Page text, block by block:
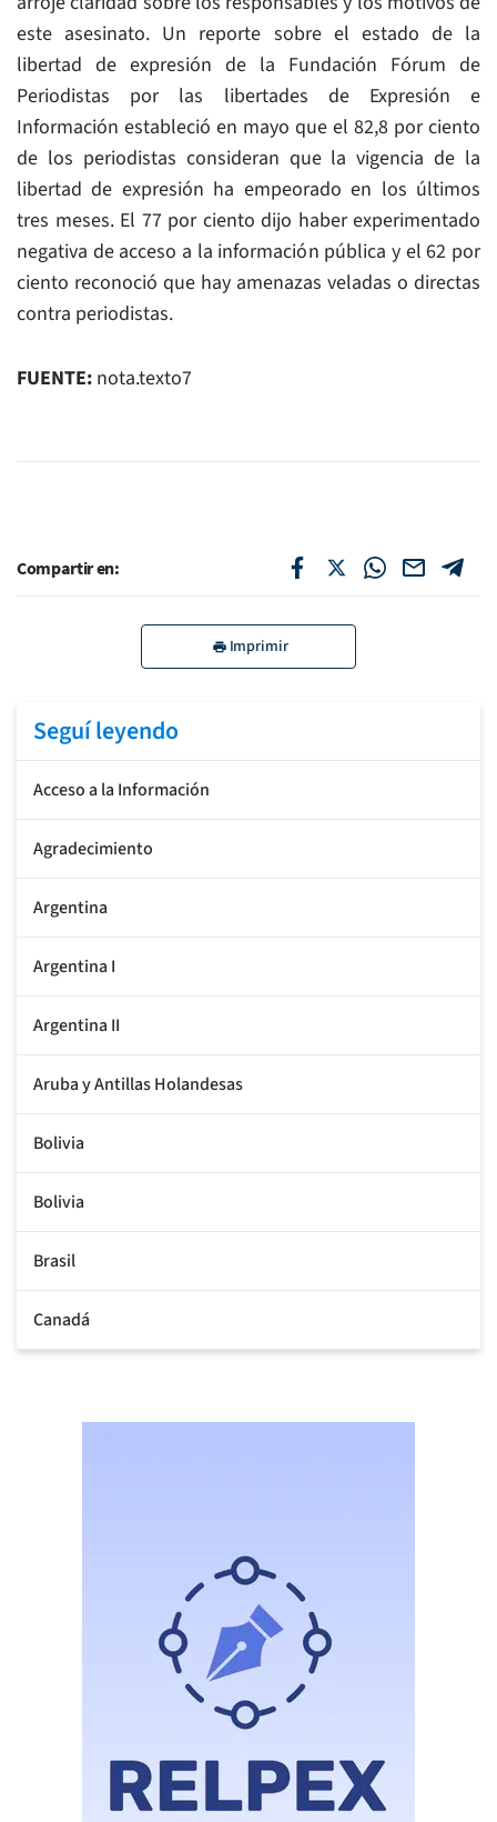
este asesinato. Un reporte sobre el estado de la
libertad de expresión de la Fundación Fórum de
Periodistas por las libertades de Expresión e
Información estableció en mayo que el 82,8 por ciento
de los periodistas consideran que la vigencia de la
libertad de expresión ha empeorado en los últimos
tres meses. El 77 por ciento dijo haber experimentado
negativa de acceso a la información pública y el 62 por
ciento reconoció que hay amenazas veladas o directas
contra periodistas.
FUENTE: nota.texto7
Compartir en:
Imprimir
Seguí leyendo
Acceso a la Información
Agradecimiento
Argentina
Argentina I
Argentina II
Aruba y Antillas Holandesas
Bolivia
Bolivia
Brasil
Canadá